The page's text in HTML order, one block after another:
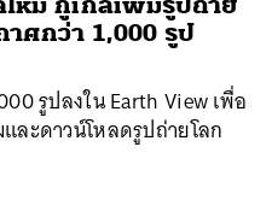
ศกว่า 1,000 รูป
รูปลงใน Earth View เพื่อ
ละดาวน์โหลดรูปถ่ายโลก